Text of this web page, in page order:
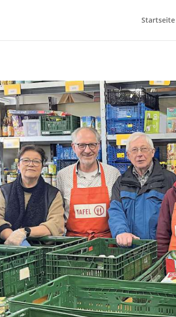
Startseite